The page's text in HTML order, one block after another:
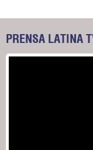
PRENSA LATINA